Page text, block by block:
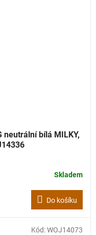
neutrální bílá MILKY,
Skladem
Do košíku
Kód:WOJ14073